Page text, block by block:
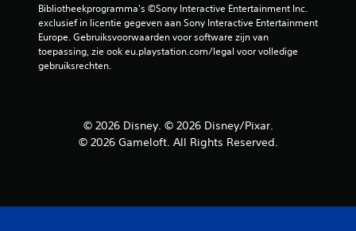
Bibliotheekprogramma's ©Sony Interactive Entertainment Inc.
exclusief in licentie gegeven aan Sony Interactive Entertainment
Europe. Gebruiksvoorwaarden voor software zijn van
toepassing, zie ook eu.playstation.com/legal voor volledige
gebruiksrechten.
© 2026 Disney. © 2026 Disney/Pixar.
© 2026 Gameloft. All Rights Reserved.